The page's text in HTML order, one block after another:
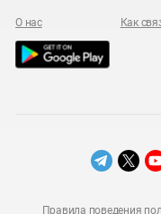
О нас Как
Правила поведения